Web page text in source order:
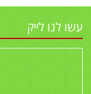
עשו לנו לייק